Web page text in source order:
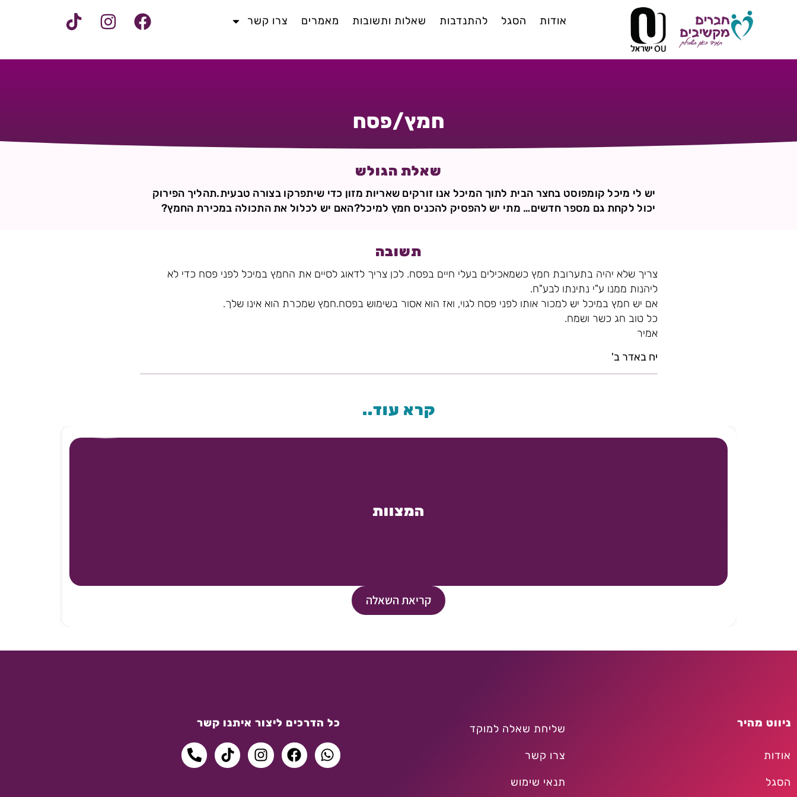
אודות הסגל להתנדבות שאלות ותשובות מאמרים צרו קשר
חמץ/פסח
שאלת הגולש
יש לי מיכל קומפוסט בחצר הבית לתוך המיכל אנו זורקים שאריות מזון כדי שיתפרקו בצורה טבעית.תהליך הפירוק
יכול לקחת גם מספר חדשים… מתי יש להפסיק להכניס חמץ למיכל?האם יש לכלול את התכולה במכירת החמץ?
תשובה
צריך שלא יהיה בתערובת חמץ כשמאכילים בעלי חיים בפסח. לכן צריך לדאוג לסיים את החמץ במיכל לפני פסח כדי לא
ליהנות ממנו ע"י נתינתו לבע"ח.
אם יש חמץ במיכל יש למכור אותו לפני פסח לגוי, ואז הוא אסור בשימוש בפסח.חמץ שמכרת הוא אינו שלך.
כל טוב חג כשר ושמח.
אמיר
יח באדר ב'
קרא עוד..
המצוות
קריאת השאלה
ניווט מהיר
אודות
הסגל
שליחת שאלה למוקד
צרו קשר
תנאי שימוש
כל הדרכים ליצור איתנו קשר